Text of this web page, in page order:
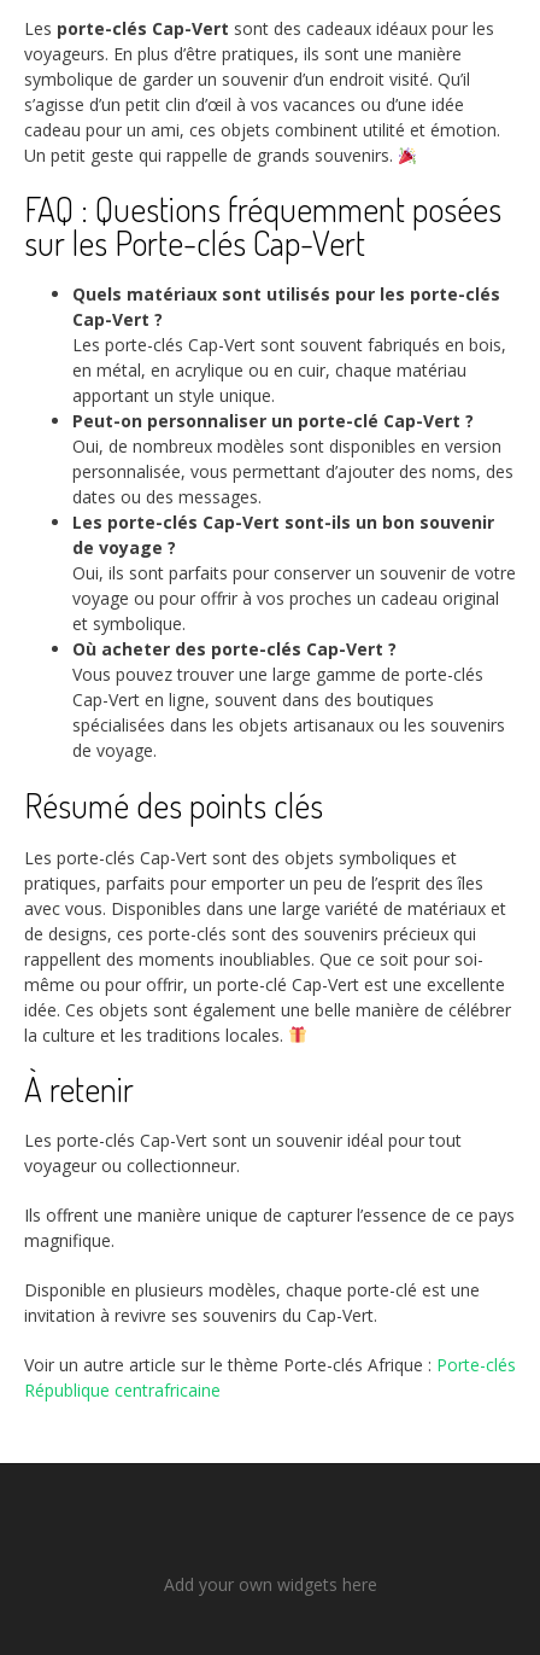
Les porte-clés Cap-Vert sont des cadeaux idéaux pour les
voyageurs. En plus d’être pratiques, ils sont une manière
symbolique de garder un souvenir d’un endroit visité. Qu’il
s’agisse d’un petit clin d’œil à vos vacances ou d’une idée
cadeau pour un ami, ces objets combinent utilité et émotion.
Un petit geste qui rappelle de grands souvenirs.
FAQ : Questions fréquemment posées
sur les Porte-clés Cap-Vert
Quels matériaux sont utilisés pour les porte-clés
Cap-Vert ?
Les porte-clés Cap-Vert sont souvent fabriqués en bois,
en métal, en acrylique ou en cuir, chaque matériau
apportant un style unique.
Peut-on personnaliser un porte-clé Cap-Vert ?
Oui, de nombreux modèles sont disponibles en version
personnalisée, vous permettant d’ajouter des noms, des
dates ou des messages.
Les porte-clés Cap-Vert sont-ils un bon souvenir
de voyage ?
Oui, ils sont parfaits pour conserver un souvenir de votre
voyage ou pour offrir à vos proches un cadeau original
et symbolique.
Où acheter des porte-clés Cap-Vert ?
Vous pouvez trouver une large gamme de porte-clés
Cap-Vert en ligne, souvent dans des boutiques
spécialisées dans les objets artisanaux ou les souvenirs
de voyage.
Résumé des points clés
Les porte-clés Cap-Vert sont des objets symboliques et
pratiques, parfaits pour emporter un peu de l’esprit des îles
avec vous. Disponibles dans une large variété de matériaux et
de designs, ces porte-clés sont des souvenirs précieux qui
rappellent des moments inoubliables. Que ce soit pour soi-
même ou pour offrir, un porte-clé Cap-Vert est une excellente
idée. Ces objets sont également une belle manière de célébrer
la culture et les traditions locales.
À retenir
Les porte-clés Cap-Vert sont un souvenir idéal pour tout
voyageur ou collectionneur.
Ils offrent une manière unique de capturer l’essence de ce pays
magnifique.
Disponible en plusieurs modèles, chaque porte-clé est une
invitation à revivre ses souvenirs du Cap-Vert.
Voir un autre article sur le thème Porte-clés Afrique : Porte-clés
République centrafricaine
Add your own widgets here